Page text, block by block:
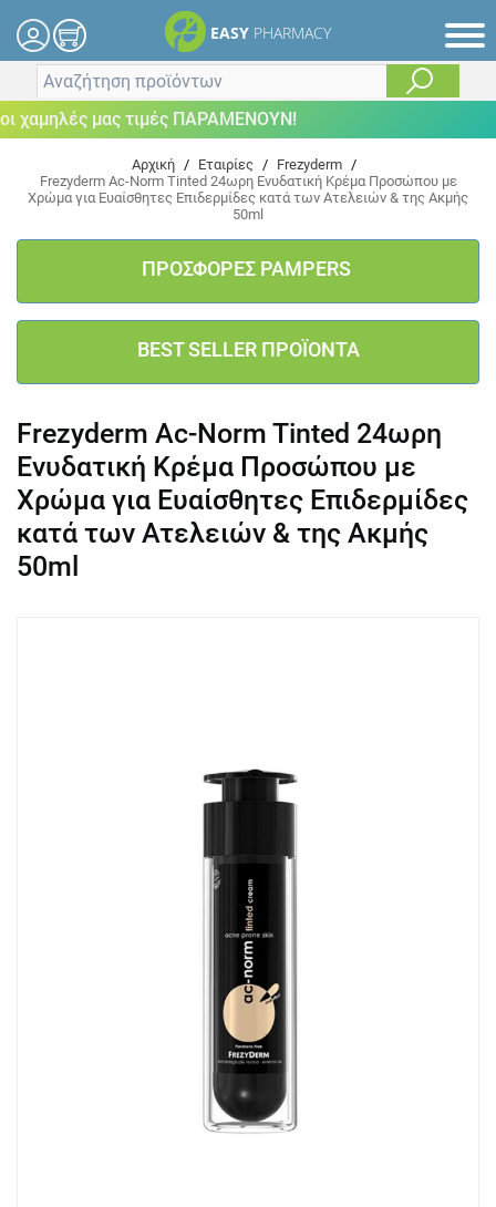
EASY PHARMACY
μας τιμές ΠΑΡΑΜΕΝΟΥΝ!
Αρχική / Εταιρίες / Frezyderm /
Frezyderm Ac-Norm Tinted 24ωρη Ενυδατική Κρέμα Προσώπου με
Χρώμα για Ευαίσθητες Επιδερμίδες κατά των Ατελειών & της Ακμής
50ml
ΠΡΟΣΦΟΡΕΣ PAMPERS
BEST SELLER ΠΡΟΪΟΝΤΑ
Frezyderm Ac-Norm Tinted 24ωρη
Ενυδατική Κρέμα Προσώπου με
Χρώμα για Ευαίσθητες Επιδερμίδες
κατά των Ατελειών & της Ακμής
50ml